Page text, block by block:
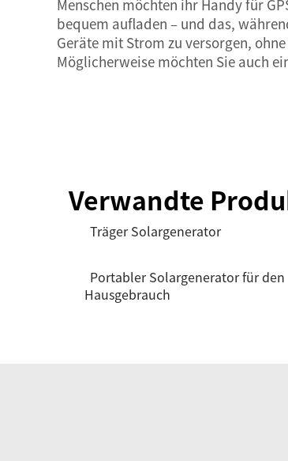
Menschen möchten ihr Handy für
bequem aufladen – und das,
Geräte mit Strom zu versorgen,
Möglicherweise möchten Sie auch
Verwandte
Träger Solargenerator
Portabler Solargenerator für den
Hausgebrauch